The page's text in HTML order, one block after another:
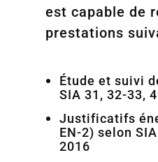
est capable de
prestations
Étude et suivi
SIA 31, 32-33,
Justificatifs
EN-2) selon
2016